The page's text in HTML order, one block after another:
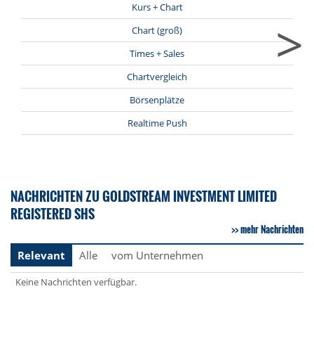
Kurs + Chart
Chart (groß)
Times + Sales
Chartvergleich
Börsenplätze
Realtime Push
>
NACHRICHTEN ZU GOLDSTREAM INVESTMENT LIMITED
REGISTERED SHS
mehr Nachrichten
Relevant
Alle vom Unternehmen
Keine Nachrichten verfügbar.